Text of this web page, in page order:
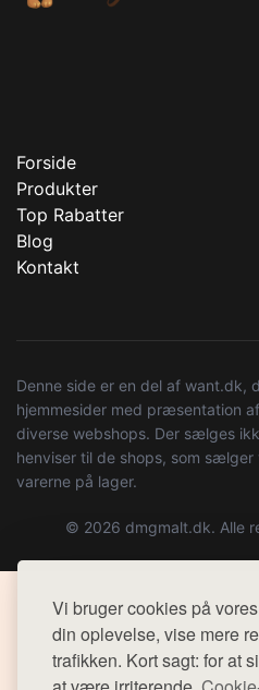
Vi bruger cookies på
din oplevelse, vise mere
trafikken. Kort sagt: for at
Forside
Produkter
Top Rabatter
Blog
Kontakt
Denne side er en del af want.dk,
hjemmesider med præsentation
diverse webshops. Der sælges
henviser til de shops, som sælger
varerne på lager.
© 2026 dmgmalt.dk. Alle